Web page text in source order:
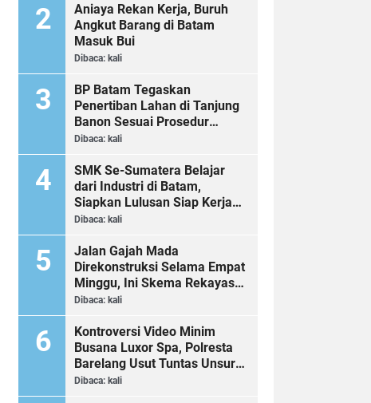
Aniaya Rekan Kerja, Buruh
Angkut Barang di Batam
Masuk Bui
Dibaca: kali
BP Batam Tegaskan
Penertiban Lahan di Tanjung
Banon Sesuai Prosedur
Hukum
Dibaca: kali
SMK Se-Sumatera Belajar
dari Industri di Batam,
Siapkan Lulusan Siap Kerja
Era Digital
Dibaca: kali
Jalan Gajah Mada
Direkonstruksi Selama Empat
Minggu, Ini Skema Rekayasa
Lalu Lintasnya
Dibaca: kali
Kontroversi Video Minim
Busana Luxor Spa, Polresta
Barelang Usut Tuntas Unsur
Pelanggaran Hukum
Dibaca: kali